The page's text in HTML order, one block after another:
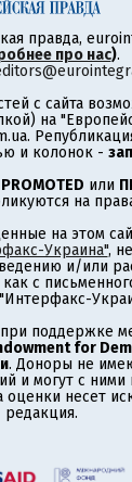
правда,
про нас).
с сайта
на
и колонок -
PROMOTED или
на
на этом
Украина",
и/или
с
поддержке
for
. Доноры не
и могут с ними
оценки несет
редакция.